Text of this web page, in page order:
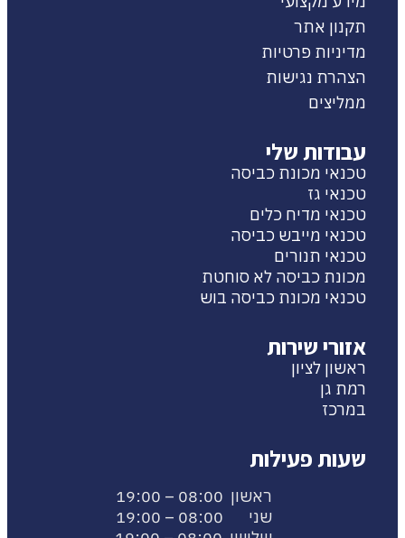
תקנון אתר
מדיניות פרטיות
הצהרת נגישות
ממליצים
עבודות שלי
טכנאי מכונת כביסה
טכנאי גז
טכנאי מדיח כלים
טכנאי מייבש כביסה
טכנאי תנורים
מכונת כביסה לא סוחטת
טכנאי מכונת כביסה בוש
אזורי שירות
ראשון לציון
רמת גן
במרכז
שעות פעילות
ראשון 08:00 – 19:00
שני 08:00 – 19:00